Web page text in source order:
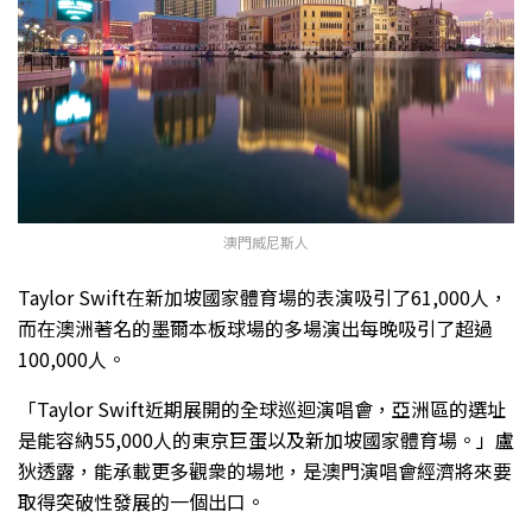
澳門威尼斯人
Taylor Swift在新加坡國家體育場的表演吸引了61,000人，
而在澳洲著名的墨爾本板球場的多場演出每晚吸引了超過
100,000人。
「Taylor Swift近期展開的全球巡迴演唱會，亞洲區的選址
是能容納55,000人的東京巨蛋以及新加坡國家體育場。」盧
狄透露，能承載更多觀衆的場地，是澳門演唱會經濟將來要
取得突破性發展的一個出口。